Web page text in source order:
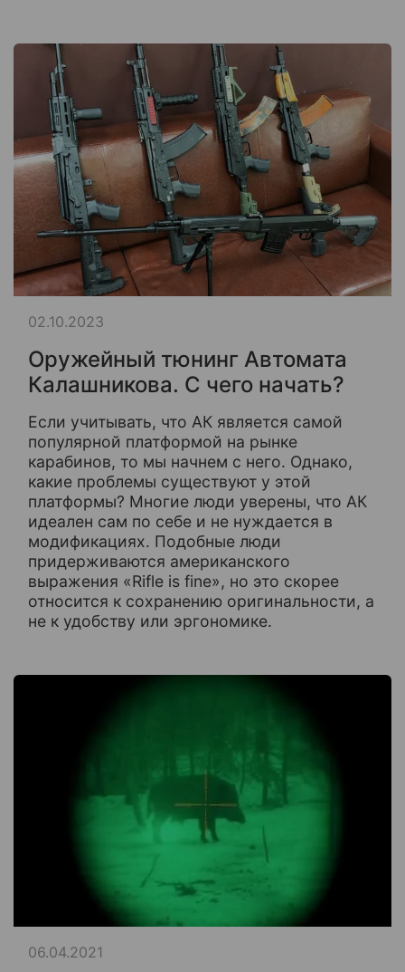
Оружейный тюнинг Автомата
Калашникова. С чего начать?
Если учитывать, что АК является самой
популярной платформой на рынке
карабинов, то мы начнем с него. Однако,
какие проблемы существуют у этой
платформы? Многие люди уверены, что АК
идеален сам по себе и не нуждается в
модификациях. Подобные люди
придерживаются американского
выражения «Rifle is fine», но это скорее
относится к сохранению оригинальности, а
не к удобству или эргономике.
02.10.2023
06.04.2021